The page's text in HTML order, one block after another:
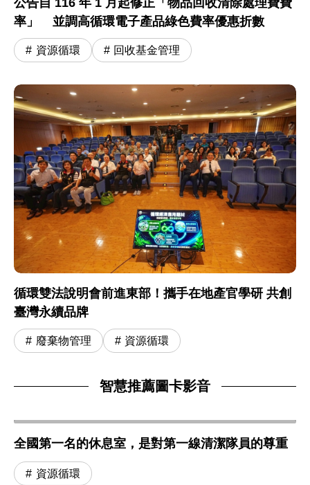
公告自 116 年 1 月起修正「物品回收清除處理費費
率」 並調高循環電子產品綠色費率優惠折數
資源循環 回收基金管理
循環雙法說明會前進東部！攜手在地產官學研 共創
臺灣永續品牌
廢棄物管理 資源循環
智慧推薦圖卡影音
全國第一名的休息室，是對第一線清潔隊員的尊重
資源循環